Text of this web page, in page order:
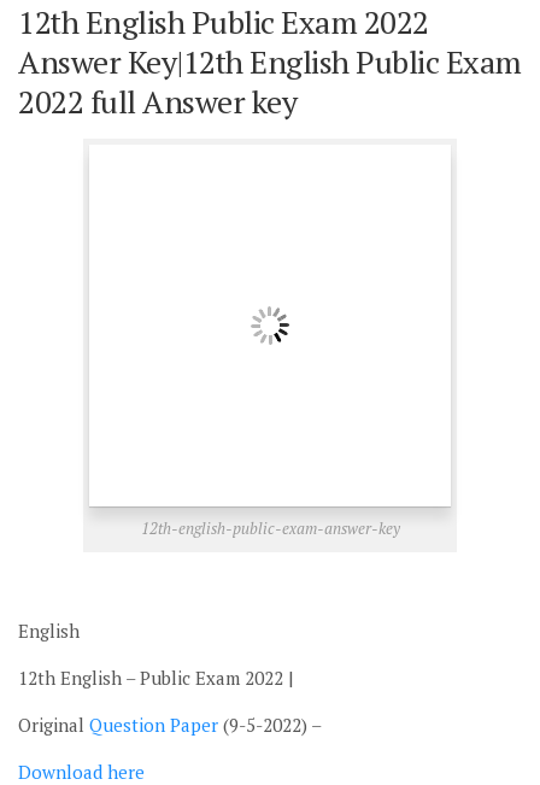
12th English Public Exam 2022
Answer Key|12th English Public Exam
2022 full Answer key
12th-english-public-exam-answer-key
English
12th English – Public Exam 2022 |
Original Question Paper (9-5-2022) –
Download here